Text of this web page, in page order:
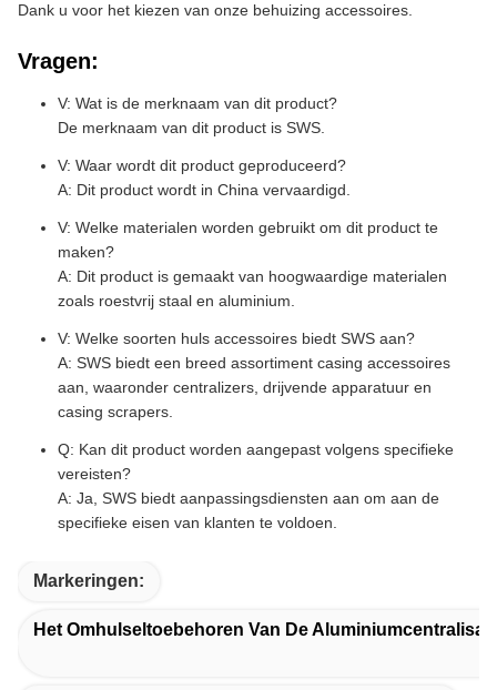
Dank u voor het kiezen van onze behuizing accessoires.
Vragen:
V: Wat is de merknaam van dit product?
De merknaam van dit product is SWS.
V: Waar wordt dit product geproduceerd?
A: Dit product wordt in China vervaardigd.
V: Welke materialen worden gebruikt om dit product te
maken?
A: Dit product is gemaakt van hoogwaardige materialen
zoals roestvrij staal en aluminium.
V: Welke soorten huls accessoires biedt SWS aan?
A: SWS biedt een breed assortiment casing accessoires
aan, waaronder centralizers, drijvende apparatuur en
casing scrapers.
Q: Kan dit product worden aangepast volgens specifieke
vereisten?
A: Ja, SWS biedt aanpassingsdiensten aan om aan de
specifieke eisen van klanten te voldoen.
Markeringen:
Het Omhulseltoebehoren Van De